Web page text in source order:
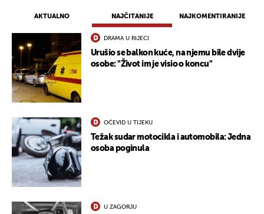
AKTUALNO NAJČITANIJE NAJKOMENTIRANIJE
DRAMA U RIJECI
Urušio se balkon kuće, na njemu bile dvije
osobe: "Život im je visio o koncu"
OČEVID U TIJEKU
Težak sudar motocikla i automobila: Jedna
osoba poginula
U ZAGORJU